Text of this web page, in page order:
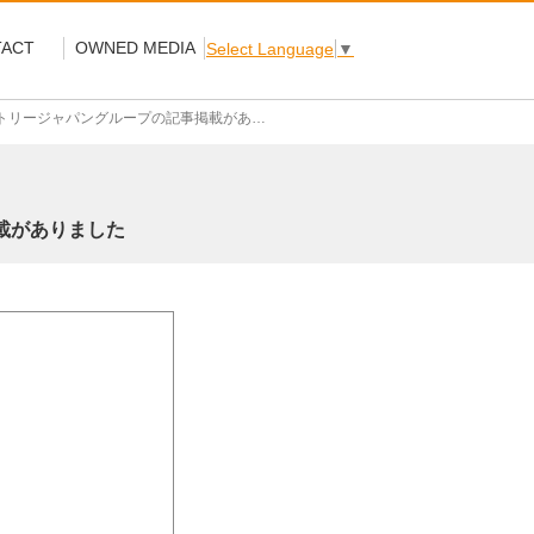
OWNED MEDIA Select Language ▼
ャパングループの記事掲載がありました
がありました